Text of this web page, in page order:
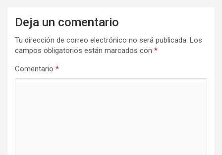
Deja un comentario
Tu dirección de correo electrónico no será publicada. Los
campos obligatorios están marcados con *
Comentario *